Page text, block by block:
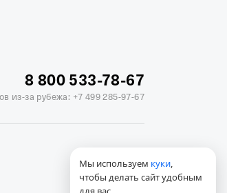
Измайлово Альфа
8 800 533-78-67
из-за рубежа: +7 499 285-97-67
Мы используем куки,
чтобы делать сайт удобным